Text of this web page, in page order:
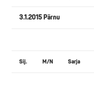
3.1.2015 Pärnu
Sij. M/N Sarja